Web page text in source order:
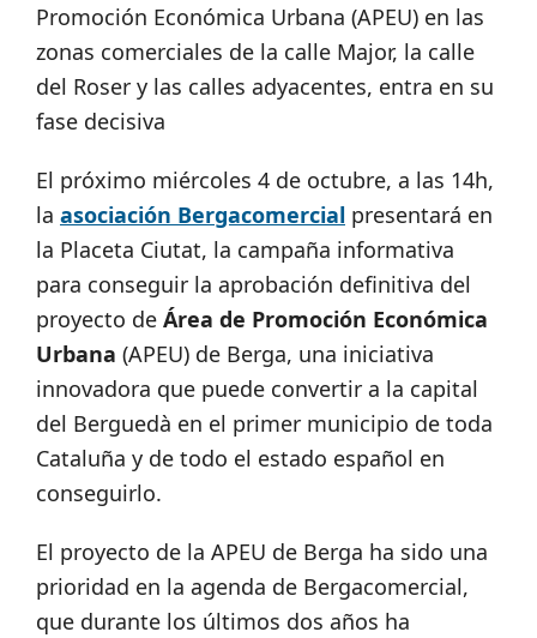
Promoción Económica Urbana (APEU) en las
zonas comerciales de la calle Major, la calle
del Roser y las calles adyacentes, entra en su
fase decisiva
El próximo miércoles 4 de octubre, a las 14h,
la asociación Bergacomercial presentará en
la Placeta Ciutat, la campaña informativa
para conseguir la aprobación definitiva del
proyecto de Área de Promoción Económica
Urbana (APEU) de Berga, una iniciativa
innovadora que puede convertir a la capital
del Berguedà en el primer municipio de toda
Cataluña y de todo el estado español en
conseguirlo.
El proyecto de la APEU de Berga ha sido una
prioridad en la agenda de Bergacomercial,
que durante los últimos dos años ha